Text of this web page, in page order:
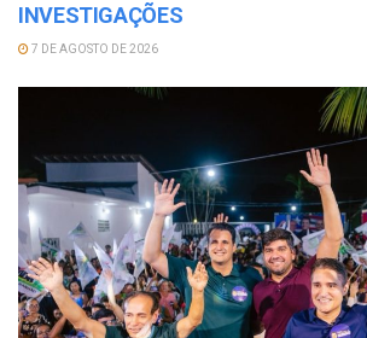
INVESTIGAÇÕES
7 DE AGOSTO DE 2026